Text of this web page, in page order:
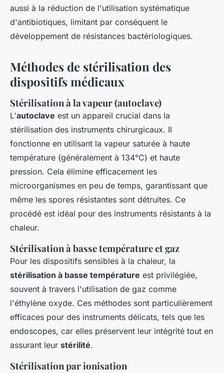
aussi à la réduction de l'utilisation systématique
d'antibiotiques, limitant par conséquent le
développement de résistances bactériologiques.
Méthodes de stérilisation des
dispositifs médicaux
Stérilisation à la vapeur (autoclave)
L'autoclave est un appareil crucial dans la
stérilisation des instruments chirurgicaux. Il
fonctionne en utilisant la vapeur saturée à haute
température (généralement à 134°C) et haute
pression. Cela élimine efficacement les
microorganismes en peu de temps, garantissant que
même les spores résistantes sont détruites. Ce
procédé est idéal pour des instruments résistants à la
chaleur.
Stérilisation à basse température et gaz
Pour les dispositifs sensibles à la chaleur, la
stérilisation à basse température est privilégiée,
souvent à travers l'utilisation de gaz comme
l'éthylène oxyde. Ces méthodes sont particulièrement
efficaces pour des instruments délicats, tels que les
endoscopes, car elles préservent leur intégrité tout en
assurant leur stérilité.
Stérilisation par ionisation